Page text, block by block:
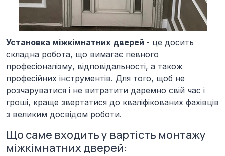
Установка міжкімнатних дверей - це досить
складна робота, що вимагає певного
професіоналізму, відповідальності, а також
професійних інструментів. Для того, щоб не
розчаруватися і не витратити даремно свій час і
гроші, краще звертатися до кваліфікованих фахівців
з великим досвідом роботи.
Що саме входить у вартість монтажу
міжкімнатних дверей: